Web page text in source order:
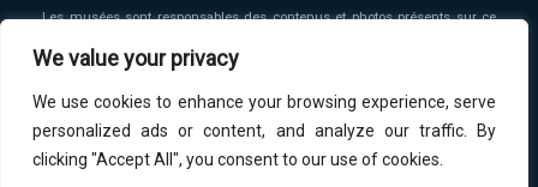
We value your privacy
We use cookies to enhance your browsing experience, serve
personalized ads or content, and analyze our traffic. By
clicking "Accept All", you consent to our use of cookies.
Les musées sont responsables des contenus et photos présents sur ce
An initative ofMSW.